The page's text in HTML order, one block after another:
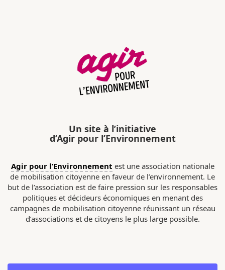
Un site à l’initiative
d’Agir pour l’Environnement
Agir pour l’Environnement est une association nationale
de mobilisation citoyenne en faveur de l’environnement. Le
but de l’association est de faire pression sur les responsables
politiques et décideurs économiques en menant des
campagnes de mobilisation citoyenne réunissant un réseau
d’associations et de citoyens le plus large possible.